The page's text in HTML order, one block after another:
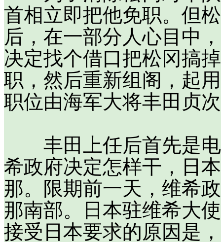
首相立即把他免职。但
后，在一部分人心目中
决定找个借口把松冈搞
职，然后重新组阁，起
职位由海军大将丰田贞
丰田上任后首先是电
希政府决定怎样干，日
那。限期前一天，维希
那南部。日本驻维希大
接受日本要求的原因是